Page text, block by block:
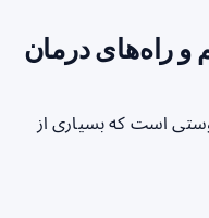
و راه‌های درمان
است که بسیاری از